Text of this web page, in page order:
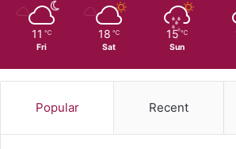
11 ℃
Fri
18 ℃
Sat
15 ℃
Sun
Popular Recent